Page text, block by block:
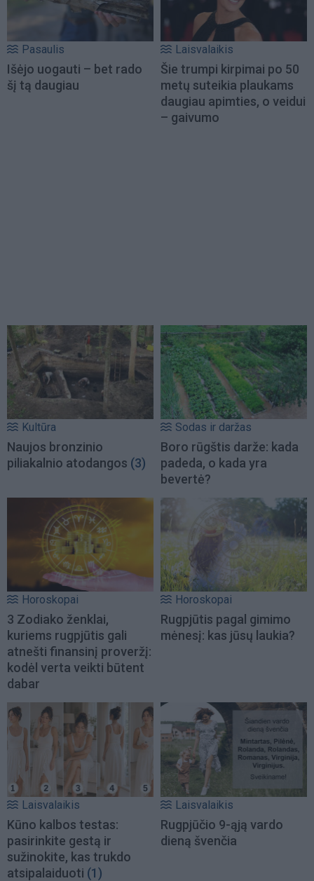
Pasaulis
Išėjo uogauti – bet rado
šį tą daugiau
Laisvalaikis
Šie trumpi kirpimai po 50
metų suteikia plaukams
daugiau apimties, o veidui
– gaivumo
Kultūra
Naujos bronzinio
piliakalnio atodangos (3)
Sodas ir daržas
Boro rūgštis darže: kada
padeda, o kada yra
bevertė?
Horoskopai
3 Zodiako ženklai,
kuriems rugpjūtis gali
atnešti finansinį proveržį:
kodėl verta veikti būtent
dabar
Horoskopai
Rugpjūtis pagal gimimo
mėnesį: kas jūsų laukia?
Laisvalaikis
Kūno kalbos testas:
pasirinkite gestą ir
sužinokite, kas trukdo
atsipalaiduoti (1)
Laisvalaikis
Rugpjūčio 9-ąją vardo
dieną švenčia